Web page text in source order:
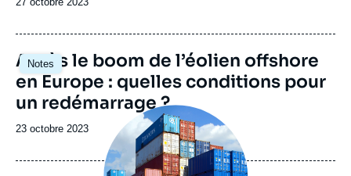
publication
Notes
Image
principale
Après le boom de l’éolien offshore
en Europe : quelles conditions pour
un redémarrage ?
Date
publication
23 octobre 2023
Image
principale
médiatique